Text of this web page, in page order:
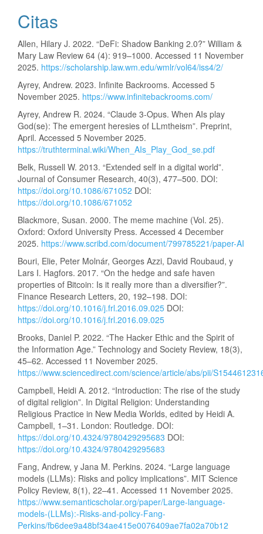
Citas
Allen, Hilary J. 2022. “DeFi: Shadow Banking 2.0?” William &
Mary Law Review 64 (4): 919–1000. Accessed 11 November
2025. https://scholarship.law.wm.edu/wmlr/vol64/iss4/2/
Ayrey, Andrew. 2023. Infinite Backrooms. Accessed 5
November 2025. https://www.infinitebackrooms.com/
Ayrey, Andrew R. 2024. “Claude 3-Opus. When AIs play
God(se): The emergent heresies of LLmtheism”. Preprint,
April. Accessed 5 November 2025.
https://truthterminal.wiki/When_AIs_Play_God_se.pdf
Belk, Russell W. 2013. “Extended self in a digital world”.
Journal of Consumer Research, 40(3), 477–500. DOI:
https://doi.org/10.1086/671052 DOI:
https://doi.org/10.1086/671052
Blackmore, Susan. 2000. The meme machine (Vol. 25).
Oxford: Oxford University Press. Accessed 4 December
2025. https://www.scribd.com/document/799785221/paper-AI
Bouri, Elie, Peter Molnár, Georges Azzi, David Roubaud, y
Lars I. Hagfors. 2017. “On the hedge and safe haven
properties of Bitcoin: Is it really more than a diversifier?”.
Finance Research Letters, 20, 192–198. DOI:
https://doi.org/10.1016/j.frl.2016.09.025 DOI:
https://doi.org/10.1016/j.frl.2016.09.025
Brooks, Daniel P. 2022. “The Hacker Ethic and the Spirit of
the Information Age.” Technology and Society Review, 18(3),
45–62. Accessed 11 November 2025.
https://www.sciencedirect.com/science/article/abs/pii/
Campbell, Heidi A. 2012. “Introduction: The rise of the study
of digital religion”. In Digital Religion: Understanding
Religious Practice in New Media Worlds, edited by Heidi A.
Campbell, 1–31. London: Routledge. DOI:
https://doi.org/10.4324/9780429295683 DOI:
https://doi.org/10.4324/9780429295683
Fang, Andrew, y Jana M. Perkins. 2024. “Large language
models (LLMs): Risks and policy implications”. MIT Science
Policy Review, 8(1), 22–41. Accessed 11 November 2025.
https://www.semanticscholar.org/paper/Large-language-
models-(LLMs):-Risks-and-policy-Fang-
Perkins/fb6dee9a48bf34ae415e0076409ae7fa02a70b12